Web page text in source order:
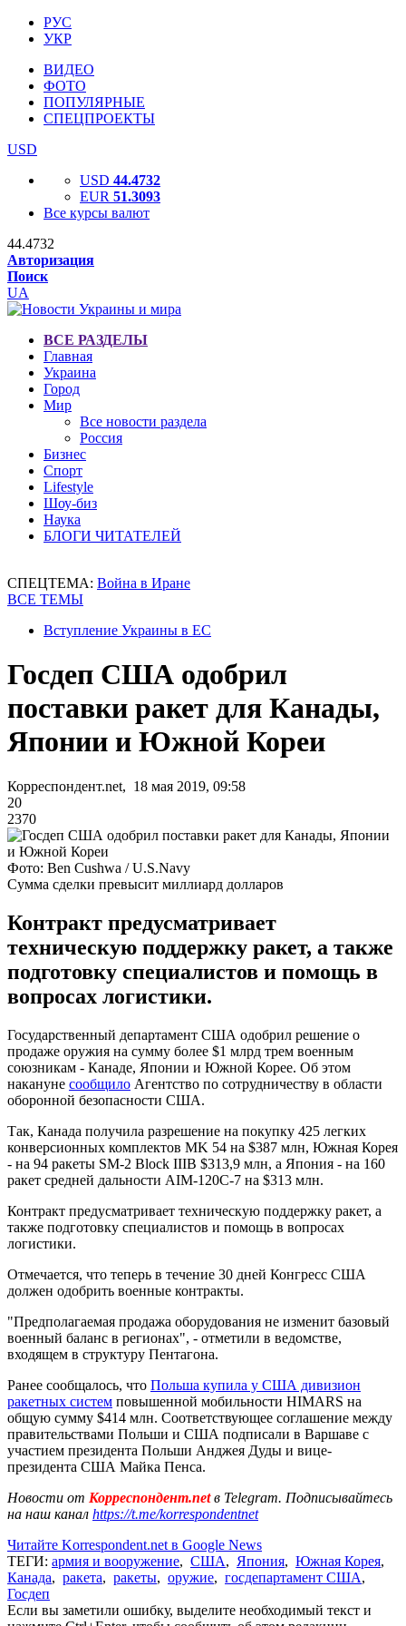
РУС
УКР
ВИДЕО
ФОТО
ПОПУЛЯРНЫЕ
СПЕЦПРОЕКТЫ
USD
USD 44.4732
EUR 51.3093
Все курсы валют
44.4732
Авторизация
Поиск
UA
ВСЕ РАЗДЕЛЫ
Главная
Украина
Город
Мир
Все новости раздела
Россия
Бизнес
Спорт
Lifestyle
Шоу-биз
Наука
БЛОГИ ЧИТАТЕЛЕЙ
СПЕЦТЕМА: Война в Иране
ВСЕ ТЕМЫ
Вступление Украины в ЕС
Госдеп США одобрил
поставки ракет для Канады,
Японии и Южной Кореи
Корреспондент.net, 18 мая 2019, 09:58
20
2370
Фото: Ben Cushwa / U.S.Navy
Сумма сделки превысит миллиард долларов
Контракт предусматривает
техническую поддержку ракет, а также
подготовку специалистов и помощь в
вопросах логистики.
Государственный департамент США одобрил решение о
продаже оружия на сумму более $1 млрд трем военным
союзникам - Канаде, Японии и Южной Корее. Об этом
накануне сообщило Агентство по сотрудничеству в области
оборонной безопасности США.
Так, Канада получила разрешение на покупку 425 легких
конверсионных комплектов MK 54 на $387 млн, Южная Корея
- на 94 ракеты SM-2 Block IIIB $313,9 млн, а Япония - на 160
ракет средней дальности AIM-120C-7 на $313 млн.
Контракт предусматривает техническую поддержку ракет, а
также подготовку специалистов и помощь в вопросах
логистики.
Отмечается, что теперь в течение 30 дней Конгресс США
должен одобрить военные контракты.
"Предполагаемая продажа оборудования не изменит базовый
военный баланс в регионах", - отметили в ведомстве,
входящем в структуру Пентагона.
Ранее сообщалось, что Польша купила у США дивизион
ракетных систем повышенной мобильности HIMARS на
общую сумму $414 млн. Соответствующее соглашение между
правительствами Польши и США подписали в Варшаве с
участием президента Польши Анджея Дуды и вице-
президента США Майка Пенса.
Новости от Корреспондент.netв Telegram. Подписывайтесь
на наш канал https://t.me/korrespondentnet
Читайте Korrespondent.net в Google News
ТЕГИ: армия и вооружение, США, Япония, Южная Корея,
Канада, ракета, ракеты, оружие, госдепартамент США,
Госдеп
Если вы заметили ошибку, выделите необходимый текст и